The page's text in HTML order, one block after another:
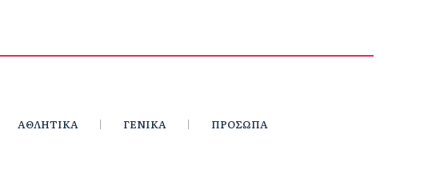
ΑΘΛΗΤΙΚΑ ΓΕΝΙΚΑ ΠΡΟΣΩΠΑ